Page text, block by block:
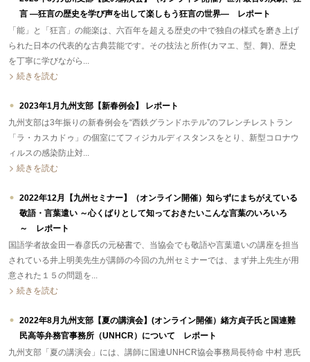
言 ―狂言の歴史を学び声を出して楽しもう狂言の世界― レポート
「能」と「狂言」の能楽は、六百年を超える歴史の中で独自の様式を磨き上げ
られた日本の代表的な古典芸能です。その技法と所作(カマエ、型、舞)、歴史
を丁寧に学びながら...
続きを読む
2023年1月九州支部【新春例会】 レポート
九州支部は3年振りの新春例会を“西鉄グランドホテル”のフレンチレストラン
「ラ・カスカドゥ」の個室にてフィジカルディスタンスをとり、新型コロナウ
ィルスの感染防止対...
続きを読む
2022年12月【九州セミナー】（オンライン開催）知らずにまちがえている
敬語・言葉遣い ～心くばりとして知っておきたいこんな言葉のいろいろ
～ レポート
国語学者故金田一春彦氏の元秘書で、当協会でも敬語や言葉遣いの講座を担当
されている井上明美先生が講師の今回の九州セミナーでは、まず井上先生が用
意された１５の問題を...
続きを読む
2022年8月九州支部【夏の講演会】(オンライン開催）緒方貞子氏と国連難
民高等弁務官事務所（UNHCR）について レポート
九州支部「夏の講演会」には、講師に国連UNHCR協会事務局長特命 中村 恵氏